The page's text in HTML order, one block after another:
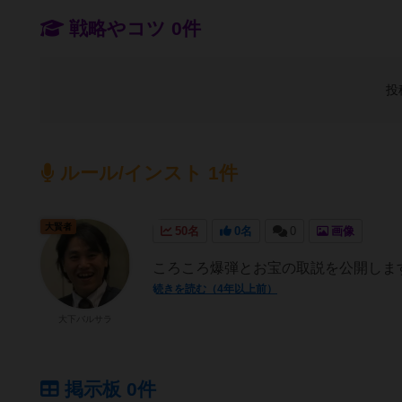
戦略やコツ 0件
投
ルール/インスト 1件
50名 0名 0 画像
ころころ爆弾とお宝の取説を公開しま
続きを読む（4年以上前）
大賢者
掲示板 0件